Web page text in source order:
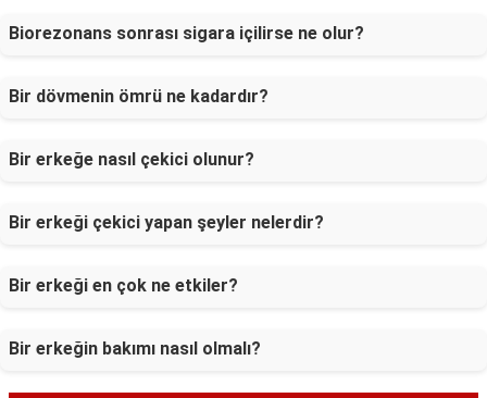
Biorezonans sonrası sigara içilirse ne olur?
Bir dövmenin ömrü ne kadardır?
Bir erkeğe nasıl çekici olunur?
Bir erkeği çekici yapan şeyler nelerdir?
Bir erkeği en çok ne etkiler?
Bir erkeğin bakımı nasıl olmalı?